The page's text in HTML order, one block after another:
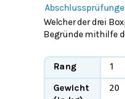
Welcher der drei
Begründe mithilfe
Rang 1
Gewicht
20